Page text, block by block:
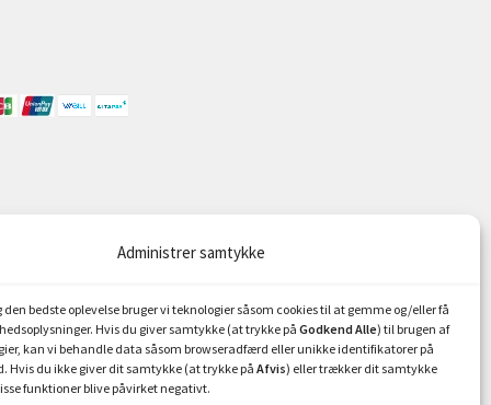
Administrer samtykke
den bedste oplevelse bruger vi teknologier såsom cookies til at gemme og/eller få
Hvis du giver samtykke (at trykke på Godkend Alle) til brugen af
kan vi behandle data såsom browseradfærd eller unikke identifikatorer på
Hvis du ikke giver dit samtykke (at trykke på Afvis) eller trækker dit samtykke
funktioner blive påvirket negativt.